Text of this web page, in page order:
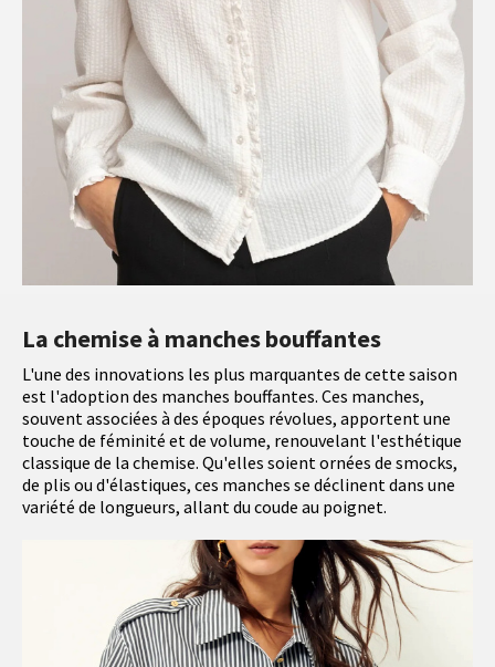
La chemise à manches bouffantes
L'une des innovations les plus marquantes de cette saison
est l'adoption des manches bouffantes. Ces manches,
souvent associées à des époques révolues, apportent une
touche de féminité et de volume, renouvelant l'esthétique
classique de la chemise. Qu'elles soient ornées de smocks,
de plis ou d'élastiques, ces manches se déclinent dans une
variété de longueurs, allant du coude au poignet.